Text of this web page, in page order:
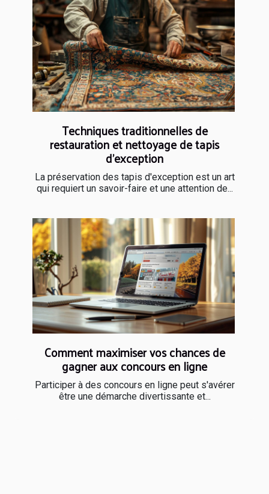
Techniques traditionnelles de
restauration et nettoyage de tapis
d'exception
La préservation des tapis d'exception est un art
qui requiert un savoir-faire et une attention de...
Comment maximiser vos chances de
gagner aux concours en ligne
Participer à des concours en ligne peut s'avérer
être une démarche divertissante et...